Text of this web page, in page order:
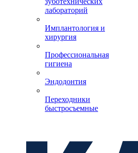
лабораторий
Имплантология и
хирургия
Профессиональная
гигиена
Эндодонтия
Переходники
быстросъемные